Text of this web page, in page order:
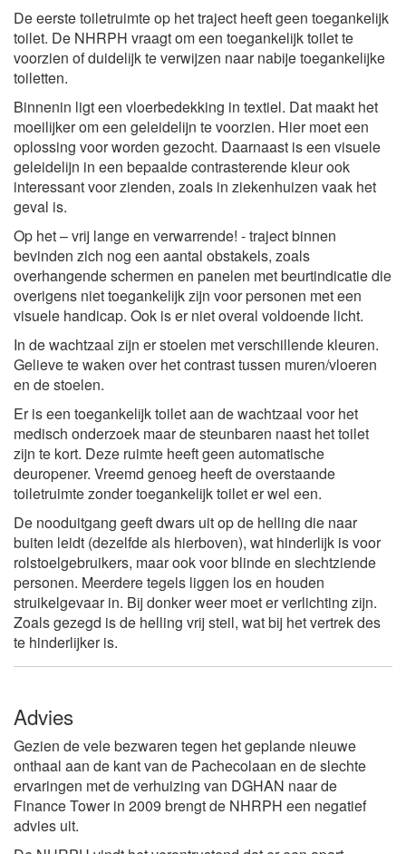
De eerste toiletruimte op het traject heeft geen toegankelijk
toilet. De NHRPH vraagt om een toegankelijk toilet te
voorzien of duidelijk te verwijzen naar nabije toegankelijke
toiletten.
Binnenin ligt een vloerbedekking in textiel. Dat maakt het
moeilijker om een geleidelijn te voorzien. Hier moet een
oplossing voor worden gezocht. Daarnaast is een visuele
geleidelijn in een bepaalde contrasterende kleur ook
interessant voor zienden, zoals in ziekenhuizen vaak het
geval is.
Op het – vrij lange en verwarrende! - traject binnen
bevinden zich nog een aantal obstakels, zoals
overhangende schermen en panelen met beurtindicatie die
overigens niet toegankelijk zijn voor personen met een
visuele handicap. Ook is er niet overal voldoende licht.
In de wachtzaal zijn er stoelen met verschillende kleuren.
Gelieve te waken over het contrast tussen muren/vloeren
en de stoelen.
Er is een toegankelijk toilet aan de wachtzaal voor het
medisch onderzoek maar de steunbaren naast het toilet
zijn te kort. Deze ruimte heeft geen automatische
deuropener. Vreemd genoeg heeft de overstaande
toiletruimte zonder toegankelijk toilet er wel een.
De nooduitgang geeft dwars uit op de helling die naar
buiten leidt (dezelfde als hierboven), wat hinderlijk is voor
rolstoelgebruikers, maar ook voor blinde en slechtziende
personen. Meerdere tegels liggen los en houden
struikelgevaar in. Bij donker weer moet er verlichting zijn.
Zoals gezegd is de helling vrij steil, wat bij het vertrek des
te hinderlijker is.
Advies
Gezien de vele bezwaren tegen het geplande nieuwe
onthaal aan de kant van de Pachecolaan en de slechte
ervaringen met de verhuizing van DGHAN naar de
Finance Tower in 2009 brengt de NHRPH een negatief
advies uit.